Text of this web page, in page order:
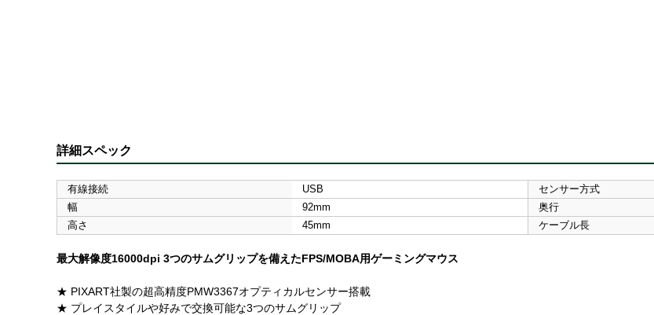
詳細スペック
有線接続 USB センサー方式
幅
92mm 奥行
高さ
45mm ケーブル長
最大解像度16000dpi 3つのサムグリップを備えたFPS/MOBA用ゲーミングマウス
★ PIXART社製の超高精度PMW3367オプティカルセンサー搭載
★ プレイスタイルや好みで交換可能な3つのサムグリップ